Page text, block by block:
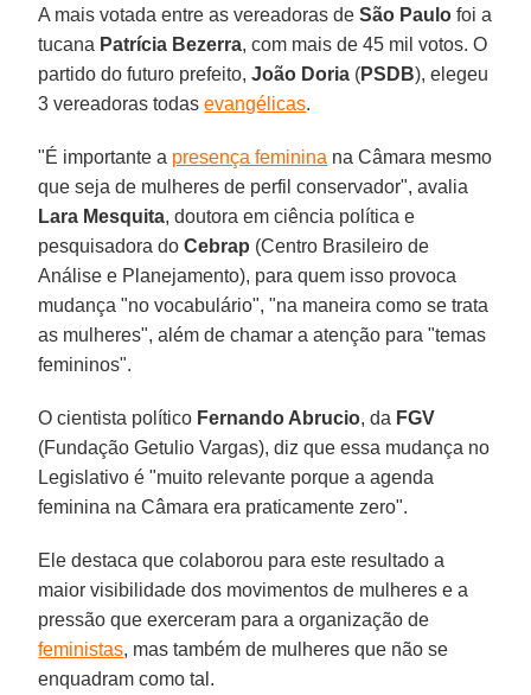
A mais votada entre as vereadoras deSão Paulo foi a
tucana Patrícia Bezerra, com mais de 45 mil votos. O
partido do futuro prefeito,João Doria (PSDB), elegeu
3 vereadoras todasevangélicas.
"É importante a presença feminina na Câmara mesmo
que seja de mulheres de perfil conservador", avalia
Lara Mesquita, doutora em ciência política e
pesquisadora doCebrap (Centro Brasileiro de
Análise e Planejamento), para quem isso provoca
mudança "no vocabulário", "na maneira como se trata
as mulheres", além de chamar a atenção para "temas
femininos".
O cientista político Fernando Abrucio, da FGV
(Fundação Getulio Vargas), diz que essa mudança no
Legislativo é "muito relevante porque a agenda
feminina na Câmara era praticamente zero".
Ele destaca que colaborou para este resultado a
maior visibilidade dos movimentos de mulheres e a
pressão que exerceram para a organização de
feministas, mas também de mulheres que não se
enquadram como tal.